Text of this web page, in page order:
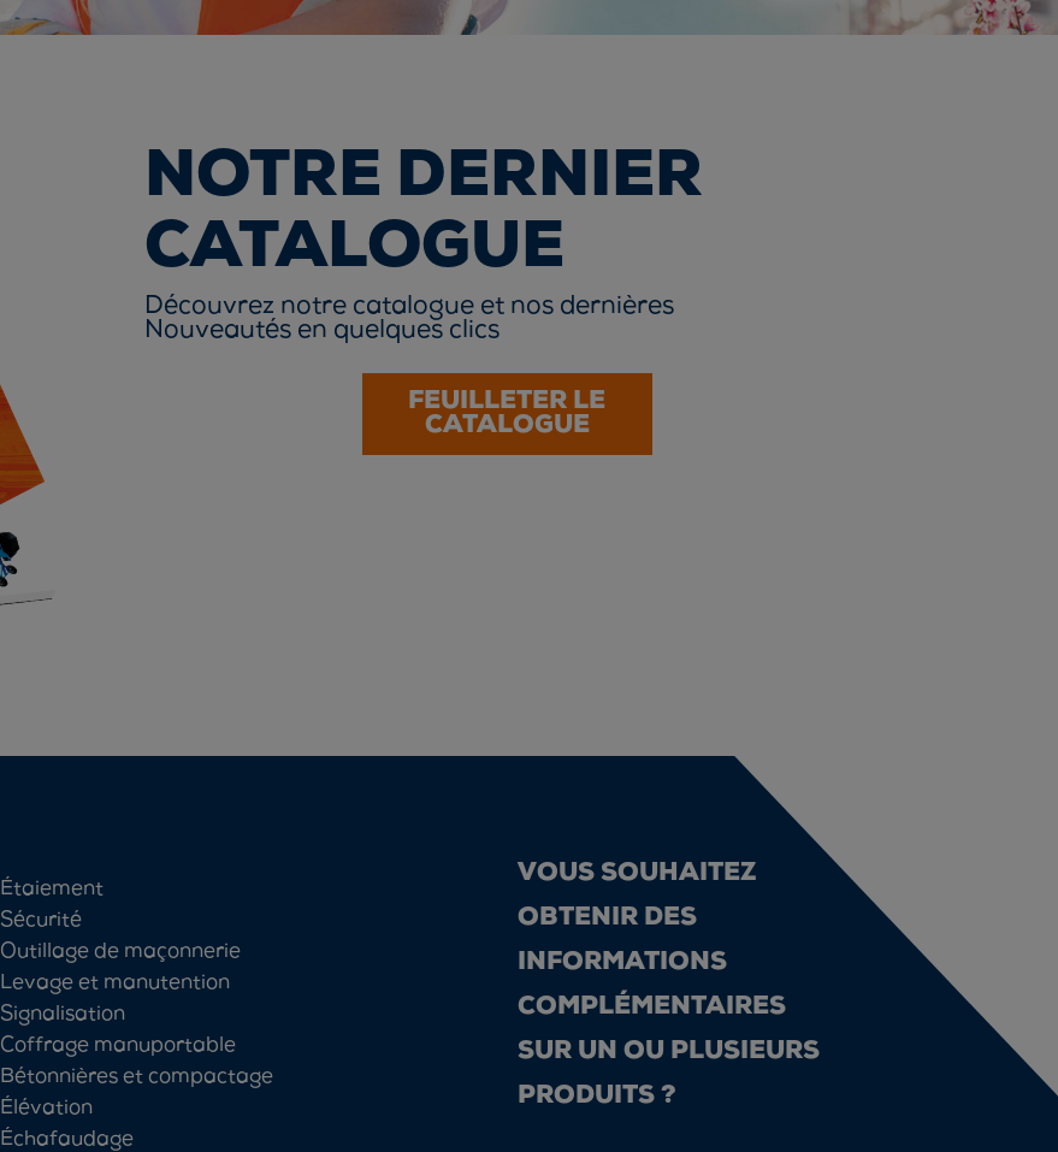
NOTRE DERNIER
CATALOGUE
Découvrez notre catalogue et nos dernières
Nouveautés en quelques clics
FEUILLETER LE
CATALOGUE
Étaiement
Sécurité
Outillage de maçonnerie
Levage et manutention
Signalisation
Coffrage manuportable
Bétonnières et compactage
Élévation
Échafaudage
VOUS SOUHAITEZ
OBTENIR DES
INFORMATIONS
COMPLÉMENTAIRES
SUR UN OU PLUSIEURS
PRODUITS ?